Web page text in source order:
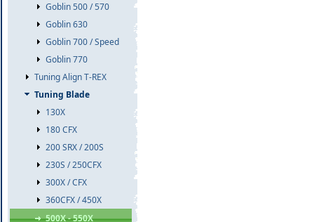
Goblin 500 / 570
Goblin 630
Goblin 700 / Speed
Goblin 770
Tuning Align T-REX
Tuning Blade
130X
180 CFX
200 SRX / 200S
230S / 250CFX
300X / CFX
360CFX / 450X
500X - 550X